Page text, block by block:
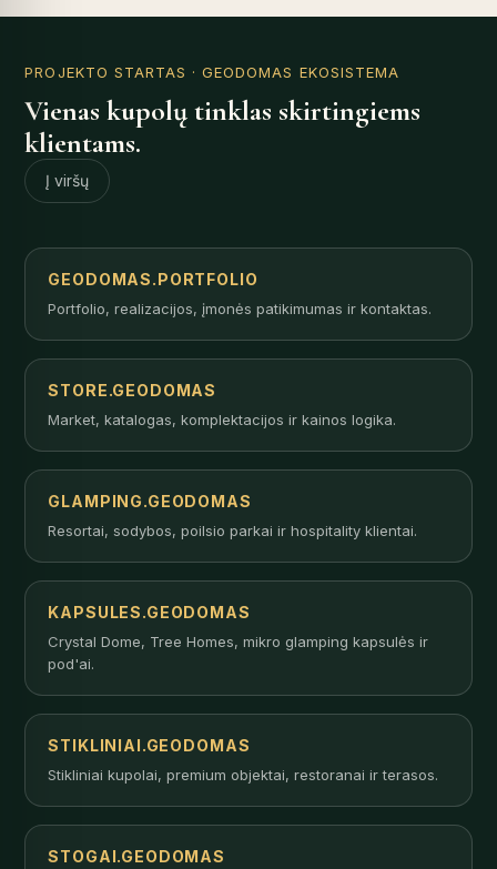
PROJEKTO STARTAS · GEODOMAS EKOSISTEMA
Vienas kupolų tinklas skirtingiems
klientams.
Į viršų
GEODOMAS.PORTFOLIO
Portfolio, realizacijos, įmonės patikimumas ir kontaktas.
STORE.GEODOMAS
Market, katalogas, komplektacijos ir kainos logika.
GLAMPING.GEODOMAS
Resortai, sodybos, poilsio parkai ir hospitality klientai.
KAPSULES.GEODOMAS
Crystal Dome, Tree Homes, mikro glamping kapsulės ir
pod'ai.
STIKLINIAI.GEODOMAS
Stikliniai kupolai, premium objektai, restoranai ir terasos.
STOGAI.GEODOMAS